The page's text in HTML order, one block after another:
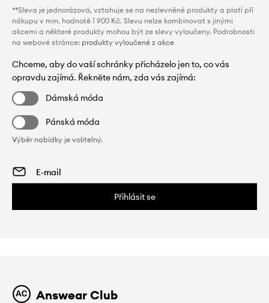
**Sleva je jednorázová, vztahuje se na nezlevněné produkty a platí při
nákupu v min. hodnotě 1 900 Kč. Slevu nelze kombinovat s jinými
akcemi a některé produkty mohou být ze slevy vyloučeny. Podrobnosti
na webové stránce: produkty vyloučené z akce
Chceme, aby do vaší schránky přicházelo jen to, co vás
opravdu zajímá. Řekněte nám, zda vás zajímá:
Dámská móda
Pánská móda
Výběr nabídky je volitelný.
Přihlásit se
Answear Club